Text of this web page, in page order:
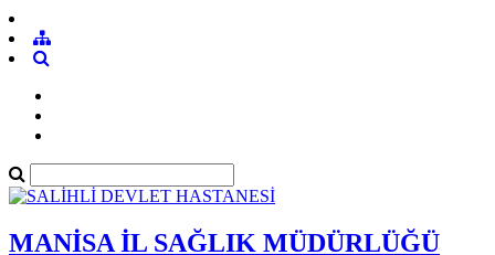
MANİSA İL SAĞLIK MÜDÜRLÜĞÜ